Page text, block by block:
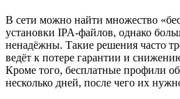
В сети можно найти множество
установки IPA-файлов, однако
ненадёжны. Такие решения часто
ведёт к потере гарантии и
Кроме того, бесплатные профили
несколько дней, после чего их